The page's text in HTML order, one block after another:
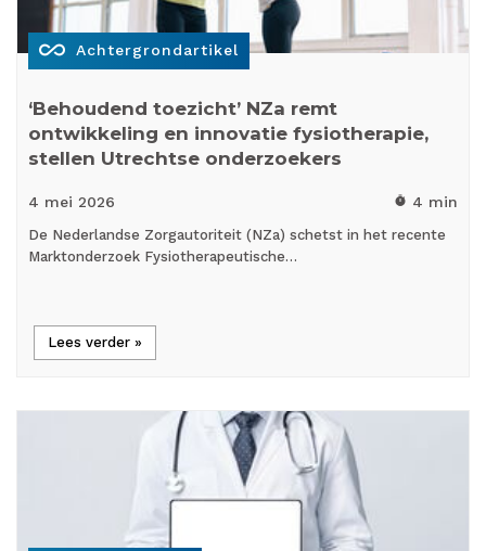
all_inclusive Achtergrondartikel
‘Behoudend toezicht’ NZa remt
ontwikkeling en innovatie fysiotherapie,
stellen Utrechtse onderzoekers
4 mei 2026 timer 4 min
De Nederlandse Zorgautoriteit (NZa) schetst in het recente
Marktonderzoek Fysiotherapeutische…
Lees verder »